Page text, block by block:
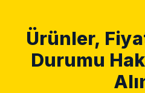
Ürünler,
Durumu